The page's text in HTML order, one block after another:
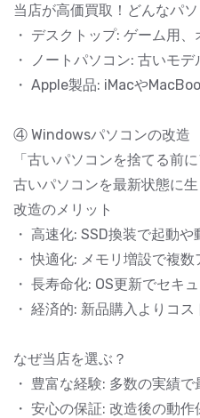
当店が高価買取！どんなパソ
・ デスクトップ: ゲーム用
・ ノートパソコン: 古いモ
・ Apple製品: iMacや
④ Windowsパソコンの改造
「古いパソコンを捨てる前
古いパソコンを最新状態に
改造のメリット
・ 高速化: SSD換装で起動や
・ 快適化: メモリ増設で複数
・ 長寿命化: OS更新でセキ
・ 経済的: 新品購入よりコス
なぜ当店を選ぶ？
・ 豊富な経験: 多数の実績で
・ 安心の保証: 改造後の動作